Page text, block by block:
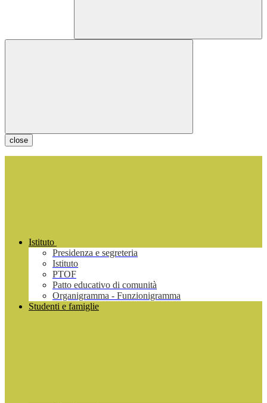
close
Istituto
Presidenza e segreteria
Istituto
PTOF
Patto educativo di comunità
Organigramma - Funzionigramma
Studenti e famiglie